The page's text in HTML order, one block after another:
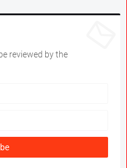
reviewed by the